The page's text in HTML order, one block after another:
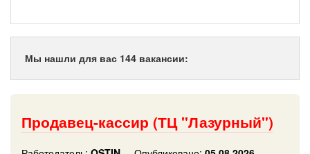
Мы нашли для вас 144 вакансии:
Продавец-кассир (ТЦ "Лазурный")